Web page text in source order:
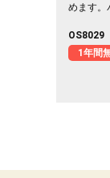
めます。
革調シー
しも頼れ
OS8029
1年間